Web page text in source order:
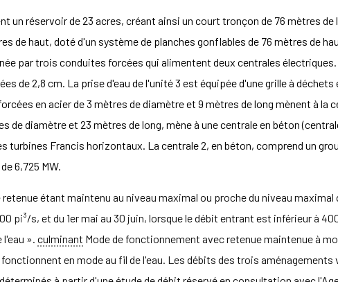
un réservoir de 23 acres, créant ainsi un court tronçon de 76 mètres
de haut, doté d'un système de planches gonflables de 76 mètres de
par trois conduites forcées qui alimentent deux centrales électriques.
de 2,8 cm. La prise d'eau de l'unité 3 est équipée d'une grille à
en acier de 3 mètres de diamètre et 9 mètres de long mènent à la
diamètre et 23 mètres de long, mène à une centrale en béton
turbines Francis horizontaux. La centrale 2, en béton, comprend un
6,725 MW.
étant maintenu au niveau maximal ou proche du niveau maximal
pi³/s, et du 1er mai au 30 juin, lorsque le débit entrant est inférieur à
». culminant Mode de fonctionnement avec retenue maintenue à
en mode au fil de l'eau. Les débits des trois aménagements